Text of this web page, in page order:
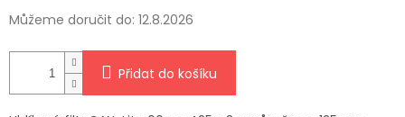
Můžeme doručit do: 12.8.2026
Přidat do košíku